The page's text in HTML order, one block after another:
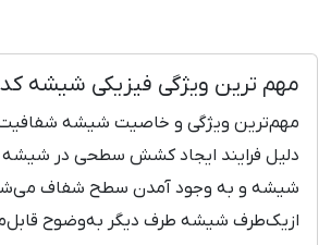
رضایت مشتری بایگانی نخواهد شد.
مهم ترین ویژگی فیزیکی شیشه
مهم‌ترین ویژگی و خاصیت شیشه
دلیل فرایند ایجاد کشش سطحی در
شیشه و به وجود آمدن سطح شفاف
ازیک‌طرف شیشه طرف دیگر به‌وضوح